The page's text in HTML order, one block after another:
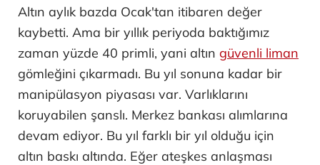
Altın aylık bazda Ocak'tan itibaren değer
kaybetti. Ama bir yıllık periyoda baktığımız
zaman yüzde 40 primli, yani altın güvenli liman
gömleğini çıkarmadı. Bu yıl sonuna kadar bir
manipülasyon piyasası var. Varlıklarını
koruyabilen şanslı. Merkez bankası alımlarına
devam ediyor. Bu yıl farklı bir yıl olduğu için
altın baskı altında. Eğer ateşkes anlaşması